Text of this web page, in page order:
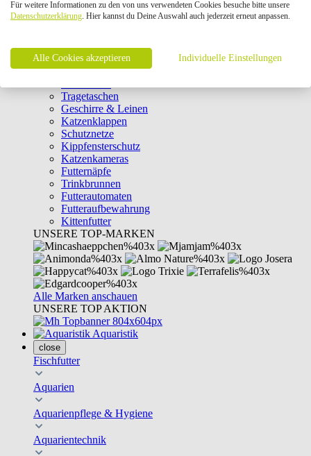
Intelligenzspielzeug
Laserpointer & Elektrospielzeug
Clicker & Target Sticks für Katzen
Weiteres Katzenspielzeug
Transportboxen
Tragetaschen
Geschirre & Leinen
Katzenklappen
Schutznetze
Kippfensterschutz
Katzenkameras
Futternäpfe
Trinkbrunnen
Futterautomaten
Futteraufbewahrung
Kittenfutter
UNSERE TOP-MARKEN
Alle Marken anschauen
UNSERE TOP AKTION
Aquaristik
close
Fischfutter
Aquarien
Aquarienpflege & Hygiene
Aquarientechnik
Für weitere Informationen zu den von uns verwendeten Cookies besuche bitte unsere
Datenschutzerklärung. Hier kannst du Deine Auswahl auch jederzeit erneut anpassen.
Alle Cookies akzeptieren Individuelle Einstellungen